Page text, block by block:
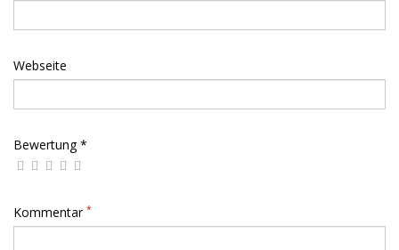
Webseite
Bewertung *
Kommentar *